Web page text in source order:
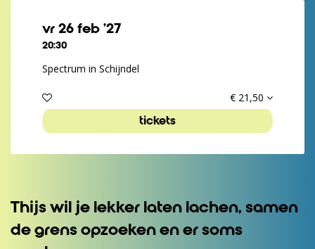
vr 26 feb ’27
20:30
Spectrum in Schijndel
€ 21,50
tickets
Thijs wil je lekker laten lachen, samen
de grens opzoeken en er soms